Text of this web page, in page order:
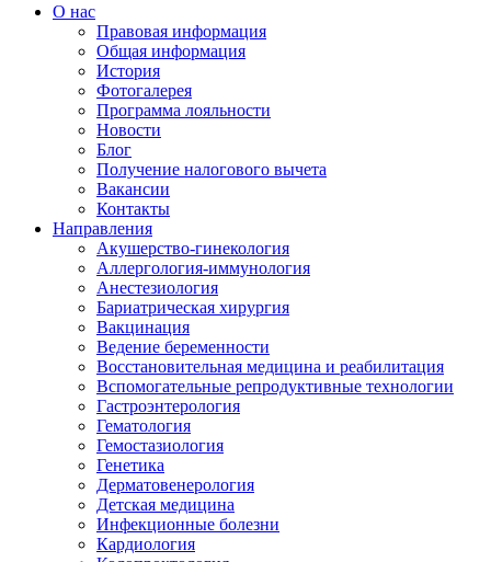
О нас
Правовая информация
Общая информация
История
Фотогалерея
Программа лояльности
Новости
Блог
Получение налогового вычета
Вакансии
Контакты
Направления
Акушерство-гинекология
Аллергология-иммунология
Анестезиология
Бариатрическая хирургия
Вакцинация
Ведение беременности
Восстановительная медицина и реабилитация
Вспомогательные репродуктивные технологии
Гастроэнтерология
Гематология
Гемостазиология
Генетика
Дерматовенерология
Детская медицина
Инфекционные болезни
Кардиология